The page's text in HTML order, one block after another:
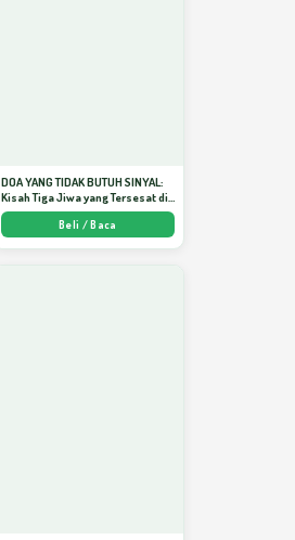
DOA YANG TIDAK BUTUH SINYAL:
Kisah Tiga Jiwa yang Tersesat di
Era AI dan Menemukan Jalan
Pulang di Bulan Ramadhan" -
Arda Dinata
Beli / Baca